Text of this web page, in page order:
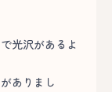
光沢があるよ
ありまし